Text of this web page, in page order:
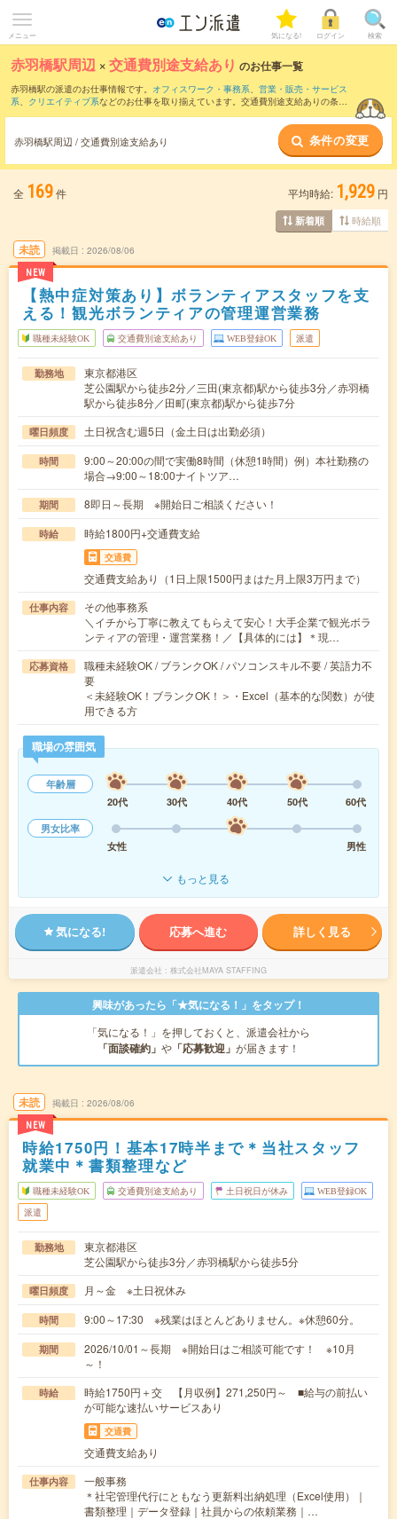
メニュー 気になる! ログイン 検索
赤羽橋駅周辺 ×交通費別途支給あり のお仕事一覧
赤羽橋駅の派遣のお仕事情報です。 オフィスワーク・事務系、 営業・販売・サービス
系、 クリエイティブ系などのお仕事を取り揃えています。交通費別途支給ありの条件
赤羽橋駅周辺 / 交通費別途支給あり 条件の変更
全 169件 平均時給: 1,929 円
新着順 時給順
未読
NEW
掲載日 2026/08/06
【熱中症対策あり】ボランティアスタッフを支
える！観光ボランティアの管理運営業務
職種未経験OK 交通費別途支給あり WEB登録OK 派遣
勤務地
東京都港区
芝公園駅から徒歩2分／三田(東京都)駅から徒歩3分／赤羽橋
駅から徒歩8分／田町(東京都)駅から徒歩7分
曜日頻度 土日祝含む週5日（金土日は出勤必須）
時間
9:00～20:00の間で実働8時間（休憩1時間）例）本社勤務の
場合→9:00～18:00ナイトツア…
期間 8即日～長期 ※開始日ご相談ください！
時給 時給1800円+交通費支給
交通費
交通費支給あり（1日上限1500円まはた月上限3万円まで）
仕事内容
その他事務系
＼イチから丁寧に教えてもらえて安心！大手企業で観光ボラ
ンティアの管理・運営業務！／【具体的には】＊現…
応募資格
職種未経験OK / ブランクOK / パソコンスキル不要 / 英語力不
要
＜未経験OK！ブランクOK！＞・Excel（基本的な関数）が使
用できる方
職場の雰囲気
年齢層
20代
30代 40代 50代
60代
男女比率
女性
男性
もっと見る
気になる! 応募へ進む 詳しく見る
派遣会社 株式会社MAYA STAFFING
興味があったら「★気になる！」をタップ！
「気になる！」を押しておくと、派遣会社から
「面談確約」 や 「応募歓迎」 が届きます！
未読
NEW
掲載日 2026/08/06
時給1750円！基本17時半まで＊当社スタッフ
就業中＊書類整理など
職種未経験OK 交通費別途支給あり 土日祝日が休み WEB登録OK
派遣
勤務地
東京都港区
芝公園駅から徒歩3分／赤羽橋駅から徒歩5分
曜日頻度 月～金 ※土日祝休み
時間 9:00～17:30 ※残業はほとんどありません。※休憩60分。
期間
2026/10/01～長期 ※開始日はご相談可能です！ ※10月
～！
時給
時給1750円＋交 【月収例】271,250円～ ■給与の前払い
が可能な速払いサービスあり
交通費
交通費支給あり
仕事内容
一般事務
＊社宅管理代行にともなう更新料出納処理（Excel使用）｜
書類整理｜データ登録｜社員からの依頼業務｜…